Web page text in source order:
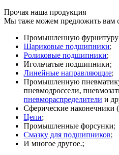
Прочая наша продукция
Мы таже можем предложить
Промышленную фурнитуру
Шариковые подшипники;
Роликовые подшипники;
Игольчатые подшипники;
Линейные направляющие;
Промышленную
пневмодроссели,
пневмораспределители и
Сферические наконечники
Цепи;
Промышленные форсунки;
Смазку для подшипников;
И многое другое.;